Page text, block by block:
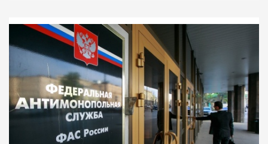
объектах и потребляемой объектами, введенными в
эксплуатацию после 1 июля 2017 г. на территориях, не
объединенных в ценовые и неценовые зоны оптового
рынка, по свободным...